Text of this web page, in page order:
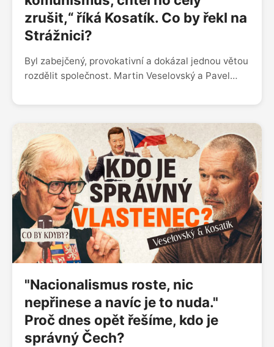
zrušit,“ říká Kosatík. Co by řekl na
Strážnici?
Byl zabejčený, provokativní a dokázal jednou větou
rozdělit společnost. Martin Veselovský a Pavel
reformovat komunismus, ale zrušit ho, a který
dnes řekl na Strážnici i na českou společnost?
"Nacionalismus roste, nic
nepřinese a navíc je to nuda."
Proč dnes opět řešíme, kdo je
správný Čech?